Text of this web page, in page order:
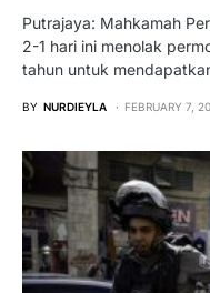
Putrajaya: Mahkamah
2-1 hari ini menolak
tahun untuk
BY NURDIEYLA FEBRUARY 7,